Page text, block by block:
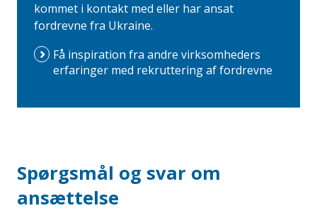
kommet i kontakt med eller har ansat
fordrevne fra Ukraine.
Få inspiration fra andre virksomheders
erfaringer med rekruttering af fordrevne
Spørgsmål og svar om
ansættelse